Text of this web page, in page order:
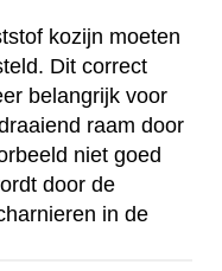
kozijn moeten
Dit correct
belangrijk voor
raam door
niet goed
door de
in de